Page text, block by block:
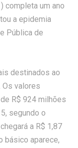
completa um ano
a epidemia
Pública de
destinados ao
valores
R$ 924 milhões
segundo o
a R$ 1,87
básico aparece,